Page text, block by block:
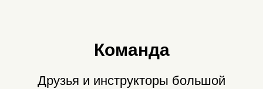
Команда
Друзья и инструкторы большой